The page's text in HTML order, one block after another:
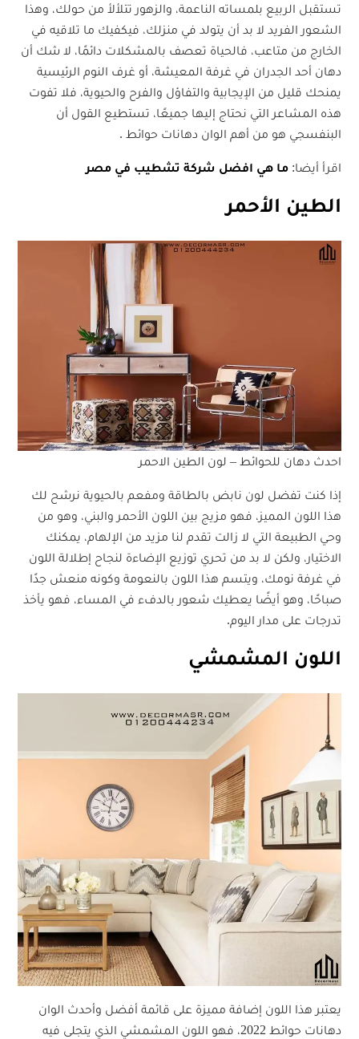
تستقبل الربيع بلمساته الناعمة، والزهور تتلألأ من حولك، وهذا
الشعور الفريد لا بد أن يتولد في منزلك، فيكفيك ما تلاقيه في
الخارج من متاعب، فالحياة تعصف بالمشكلات دائمًا، لا شك أن
دهان أحد الجدران في غرفة المعيشة، أو غرف النوم الرئيسية
يمنحك قليل من الإيجابية والتفاؤل والفرح والحيوية، فلا تفوت
هذه المشاعر التي نحتاج إليها جميعًا، تستطيع القول أن
البنفسجي هو من أهم الوان دهانات حوائط .
اقرأ أيضا:ما هي افضل شركة تشطيب في مصر
الطين الأحمر
احدث دهان للحوائط – لون الطين الاحمر
إذا كنت تفضل لون نابض بالطاقة ومفعم بالحيوية نرشح لك
هذا اللون المميز، فهو مزيج بين اللون الأحمر والبني، وهو من
وحي الطبيعة التي لا زالت تقدم لنا مزيد من الإلهام، يمكنك
الاختيار، ولكن لا بد من تحري توزيع الإضاءة لنجاح إطلالة اللون
في غرفة نومك، ويتسم هذا اللون بالنعومة وكونه منعش جدًا
صباحًا، وهو أيضًا يعطيك شعور بالدفء في المساء، فهو يأخذ
تدرجات على مدار اليوم.
اللون المشمشي
يعتبر هذا اللون إضافة مميزة على قائمة أفضل وأحدث الوان
دهانات حوائط 2022، فهو اللون المشمشي الذي يتجلى فيه